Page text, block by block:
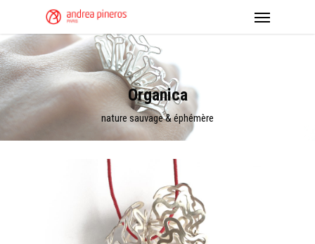
Organica
nature sauvage & éphémère